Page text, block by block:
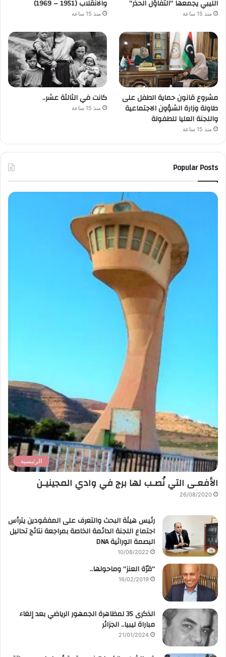
الليبي يجمعها “التفاؤل الحذر”
منذ 15 ساعة
والانقلاب (1951 – 1969)
منذ 15 ساعة
مشروع قانون حماية الطفل على
طاولة وزارة الشؤون الاجتماعية
واللجنة العليا للطفولة
منذ 15 ساعة
كانت في الثالثة عشر..
منذ 15 ساعة
Popular Posts
الرئيسية
الأفعـى التي نُصـب لها برج في وادي المجينيـن
26/08/2020
رئيس هيئة البحث والتعرف على المفقودين يترأس
اجتماع اللجنة الدائمة الخاصة بمراجعة نتائج تحاليل
البصمة الوراثية DNA
10/08/2022
“قرّة العنز” وماحولها..
16/02/2019
الذكرى 35 لمظاهرة الجمهور الرياضي بعد إلغاء
مباراة ليبيا.. الجزائر
21/01/2024